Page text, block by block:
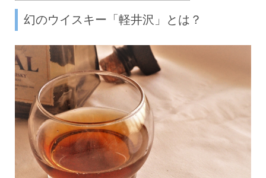
幻のウイスキー「軽井沢」とは？